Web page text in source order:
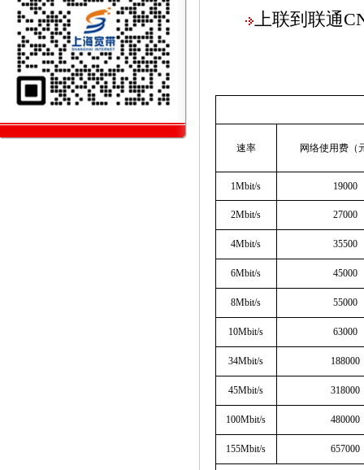
上联到联通
速率 网络使用费（
1Mbit/s 19000
2Mbit/s 27000
4Mbit/s 35500
6Mbit/s 45000
8Mbit/s 55000
10Mbit/s 63000
34Mbit/s 188000
45Mbit/s 318000
100Mbit/s 480000
155Mbit/s 657000